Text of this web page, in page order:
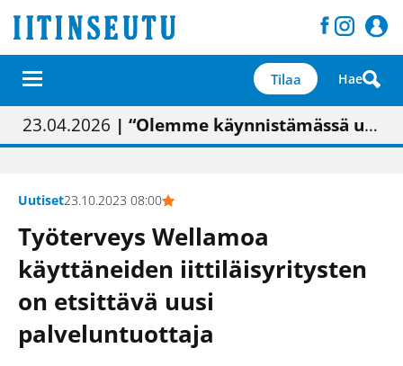
Tilaa Hae
01.02.2026 | Painon vaihtumisen pitäisi näkyä hieman parempana painojäljen laatuna lehdessä
05.02.2026 | Uudistettu kunnantalo on valoisa
23.04.2026 | “Olemme käynnistämässä uudelleen keskustavisiotyön”
09.05.2026| "Maalla on totuttu elämään omavaraisemmin kuin kaupungissa"
Uutiset23.10.2023 08:00
Työterveys Wellamoa
käyttäneiden iittiläisyritysten
on etsittävä uusi
palveluntuottaja